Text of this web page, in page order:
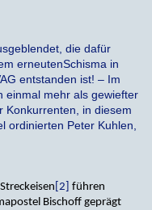
die dafür
erneutenSchisma in
entstanden ist! – Im
einmal mehr als gewiefter
Konkurrenten, in diesem
ordinierten Peter Kuhlen,
[2] führen
Bischoff geprägt